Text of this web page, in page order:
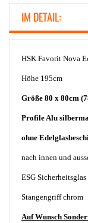
IM DETAIL:
HSK Favorit Nova
Höhe 195cm
Größe 80 x 80cm (7
Profile Alu
ohne
nach innen und
ESG Sicherheitsglas
Stangengriff chrom
Auf Wunsch